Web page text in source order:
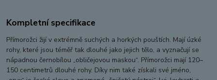
Kompletní specifikace
Přímorožci žijí v extrémně suchých a horkých pouštích. Mají úzké
rohy, které jsou téměř tak dlouhé jako jejich tělo, a vyznačují se
nápadnou černobílou „obličejovou maskou“. Přímorožci mají 120–
150 centimetrů dlouhé rohy. Díky nim také získali své jméno,